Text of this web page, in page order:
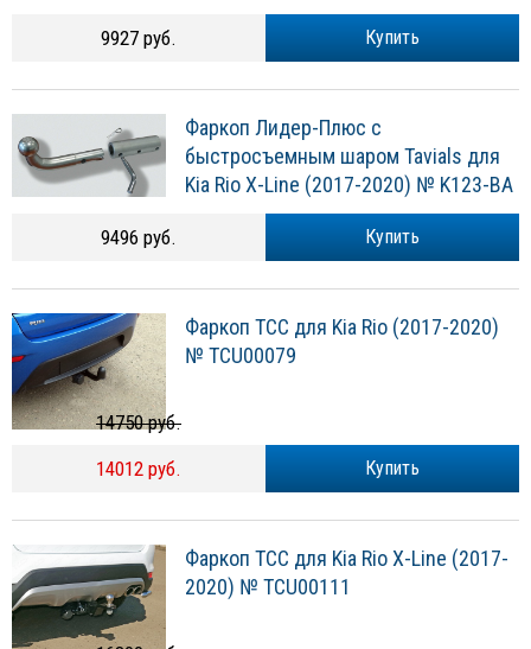
Купить
9927 руб.
Фаркоп Лидер-Плюс с
быстросъемным шаром Tavials для
Kia Rio X-Line (2017-2020) № K123-BA
Купить
9496 руб.
Фаркоп ТСС для Kia Rio (2017-2020)
№ TCU00079
Купить
14750 руб.
14012 руб.
Фаркоп ТСС для Kia Rio X-Line (2017-
2020) № TCU00111